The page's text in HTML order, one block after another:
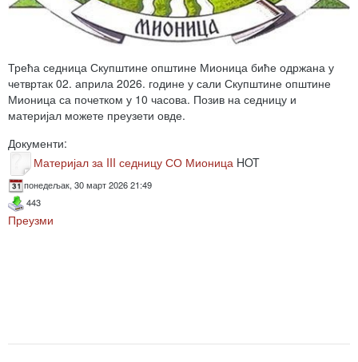
Трећа седница Скупштине општине Мионица биће одржана у
четвртак 02. априла 2026. године у сали Скупштине општине
Мионица са почетком у 10 часова. Позив на седницу и
материјал можете преузети овде.
Документи:
Материјал за III седницу СО Мионица HOT
понедељак, 30 март 2026 21:49
443
Преузми